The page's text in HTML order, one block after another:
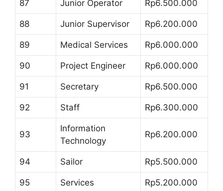
87 Junior Operator Rp6.500.000
88 Junior Supervisor Rp6.200.000
89 Medical Services Rp6.000.000
90 Project Engineer Rp6.000.000
91 Secretary Rp6.500.000
92 Staff Rp6.300.000
93
Information
Technology
Rp6.200.000
94 Sailor Rp5.500.000
95 Services Rp5.200.000